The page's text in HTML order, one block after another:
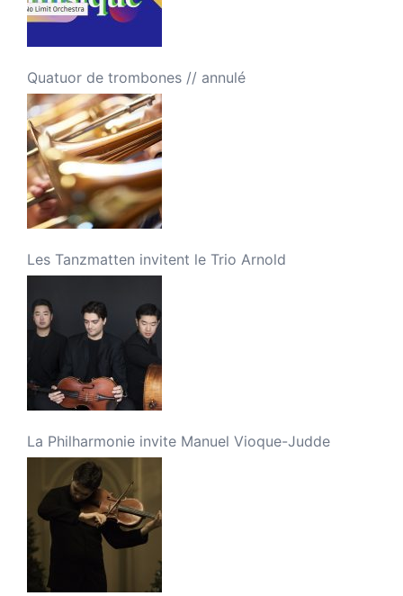
Quatuor de trombones // annulé
Les Tanzmatten invitent le Trio Arnold
La Philharmonie invite Manuel Vioque-Judde